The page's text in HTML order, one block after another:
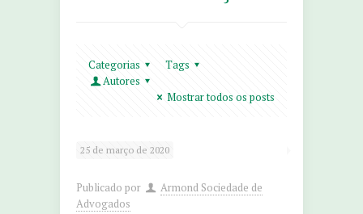
Categorias
Tags
Autores
Mostrar todos os posts
25 de março de 2020
Publicado por
Armond Sociedade de
Advogados